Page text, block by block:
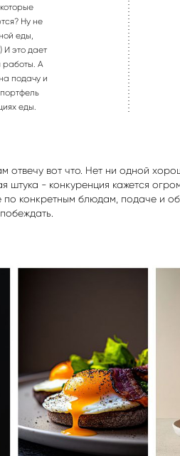
Ну не
еды,
И это дает
работы. А
подачу и
еды.
отвечу вот что. Нет ни одной
штука - конкуренция кажется
конкретным блюдам, подаче и